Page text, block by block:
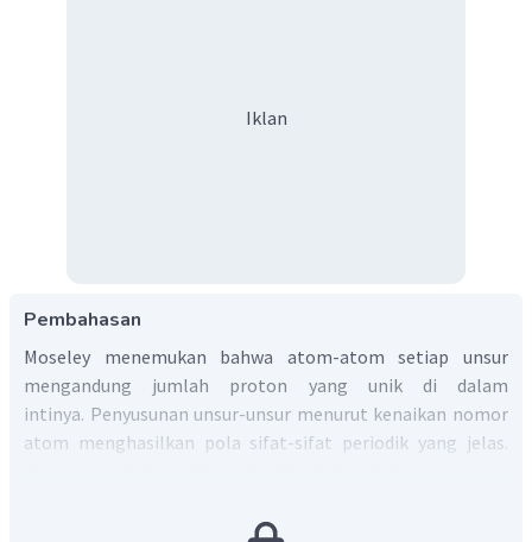
Iklan
Pembahasan
Moseley menemukan bahwa atom-atom setiap unsur
mengandung jumlah proton yang unik di dalam
intinya. Penyusunan unsur-unsur menurut kenaikan nomor
atom menghasilkan pola sifat-sifat periodik yang jelas.
secara periodik disebut hukum periodik. Alasan Moseley